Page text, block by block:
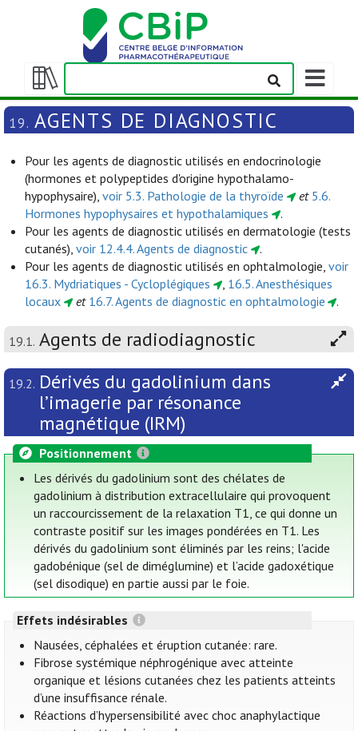
Afficher/masquer
la
table
matières
Afficher/
la
barre
navigation
19. AGENTS DE DIAGNOSTIC
Pour les agents de diagnostic utilisés en endocrinologie
(hormones et polypeptides d'origine hypothalamo-
hypophysaire),voir 5.3. Pathologie de la thyroïde et 5.6.
Hormones hypophysaires et hypothalamiques
.
Pour les agents de diagnostic utilisés en dermatologie (tests
cutanés),voir 12.4.4. Agents de diagnostic
.
Pour les agents de diagnostic utilisés en ophtalmologie,voir
16.3. Mydriatiques - Cycloplégiques
, 16.5. Anesthésiques
locaux
et 16.7. Agents de diagnostic en ophtalmologie .
19.1. Agents de radiodiagnostic
19.2. Dérivés du gadolinium dans
l’imagerie par résonance
magnétique (IRM)
Positionnement
Les dérivés du gadolinium sont des chélates de
gadolinium à distribution extracellulaire qui provoquent
un raccourcissement de la relaxation T1, ce qui donne un
contraste positif sur les images pondérées en T1. Les
dérivés du gadolinium sont éliminés par les reins; l'acide
gadobénique (sel de diméglumine) et l’acide gadoxétique
(sel disodique) en partie aussi par le foie.
Effets indésirables
Nausées, céphalées et éruption cutanée: rare.
Fibrose systémique néphrogénique avec atteinte
organique et lésions cutanées chez les patients atteints
d’une insuffisance rénale.
Réactions d’hypersensibilité avec choc anaphylactique